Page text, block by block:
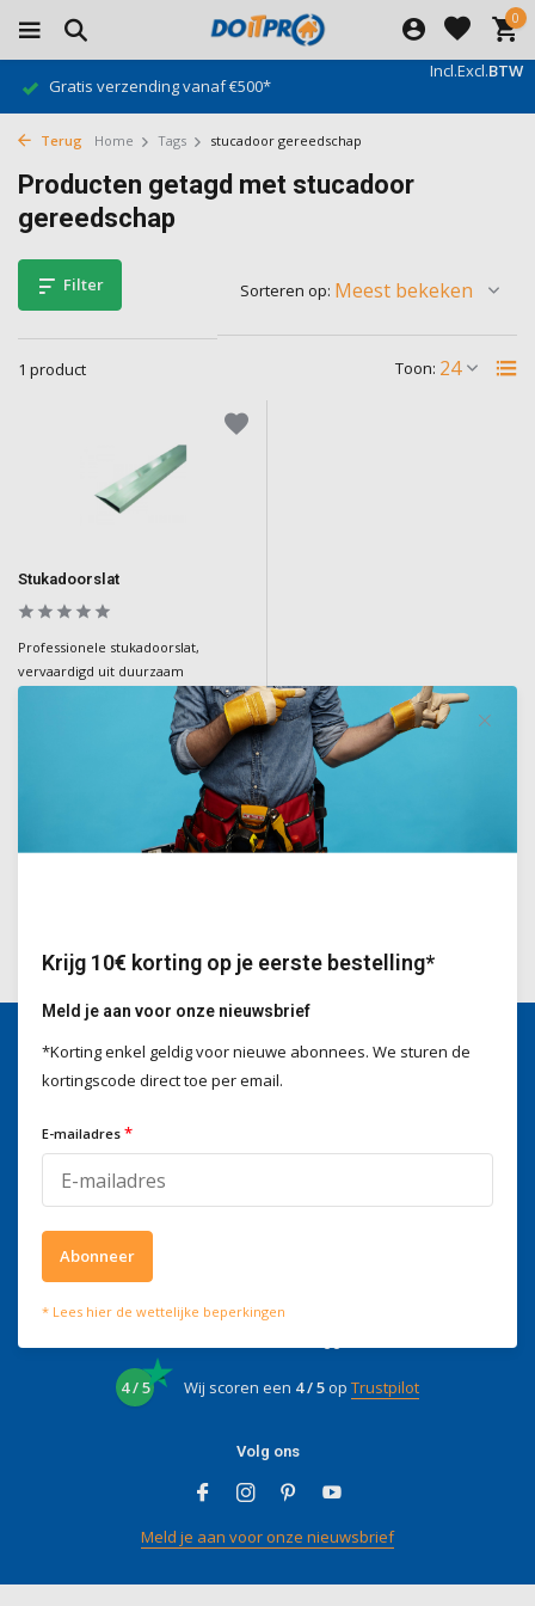
0
Incl.Excl.BTW
Gratis verzending vanaf €500*
Terug Home Tags stucadoor gereedschap
Producten getagd met stucadoor
gereedschap
Filter
1 product Toon:
Sorteren op:
Stukadoorslat
Professionele stukadoorslat,
vervaardigd uit duurzaam
aluminium. Ideaal voor stukadoors
en bouwexperts voor precisiewerk
+3278250650
4 / 5 Wij scoren een 4 / 5op Trustpilot
Volg ons
Meld je aan voor onze nieuwsbrief
Krijg 10€ korting op je eerste bestelling*
Meld je aan voor onze nieuwsbrief
*Korting enkel geldig voor nieuwe abonnees. We sturen de
kortingscode direct toe per email.
E-mailadres *
Abonneer
* Lees hier de wettelijke beperkingen